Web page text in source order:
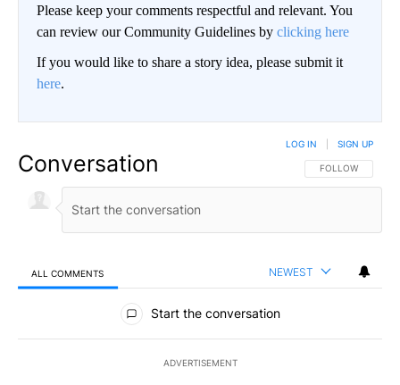
Please keep your comments respectful and relevant. You
can review our Community Guidelines by clicking here
If you would like to share a story idea, please submit it
here.
Conversation FOLLOW THIS
FOLLOW
LOG IN SIGN UP
ALL COMMENTS NEWEST
All Comments
Start the conversation
ADVERTISEMENT